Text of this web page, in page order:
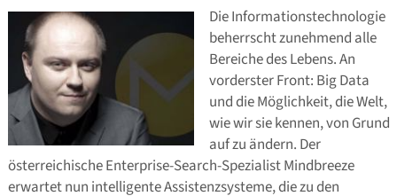
Die Informationstechnologie
beherrscht zunehmend alle
Bereiche des Lebens. An
vorderster Front: Big Data
und die Möglichkeit, die Welt,
wie wir sie kennen, von Grund
auf zu ändern. Der
österreichische Enterprise-Search-Spezialist Mindbreeze
erwartet nun intelligente Assistenzsysteme, die zu den